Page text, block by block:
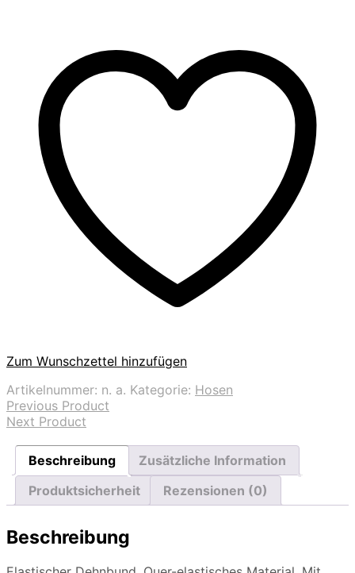
Zum Wunschzettel hinzufügen
Artikelnummer: n. a. Kategorie: Hosen
Previous Product
Next Product
Beschreibung
Zusätzliche Information
Produktsicherheit
Rezensionen (0)
Beschreibung